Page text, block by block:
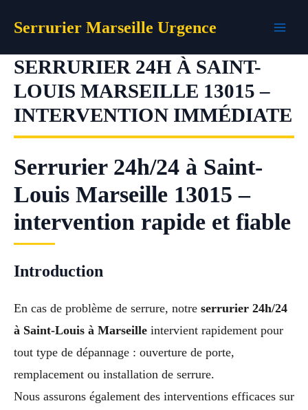
Serrurier Marseille Urgence
SERRURIER 24H À SAINT-
LOUIS MARSEILLE 13015 –
INTERVENTION IMMÉDIATE
Serrurier 24h/24 à Saint-
Louis Marseille 13015 –
intervention rapide et fiable
Introduction
En cas de problème de serrure, notre serrurier 24h/24
à Saint-Louis à Marseille intervient rapidement pour
tout type de dépannage : ouverture de porte,
remplacement ou installation de serrure.
Nous assurons également des interventions efficaces sur